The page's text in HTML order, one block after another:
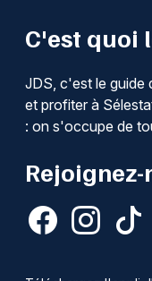
C'est quoi
JDS, c'est le guide
et profiter à
: on s'occupe de